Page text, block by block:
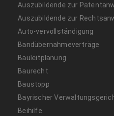
Auszubildende zur
Auszubildende zur
Auto-vervollständigung
Bandübernahmeverträge
Bauleitplanung
Baurecht
Baustopp
Bayrischer
Beihilfe